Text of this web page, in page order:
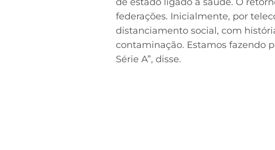
de estado ligado à saúde. O
federações. Inicialmente, por
distanciamento social, com
contaminação. Estamos fazendo
Série A”, disse.